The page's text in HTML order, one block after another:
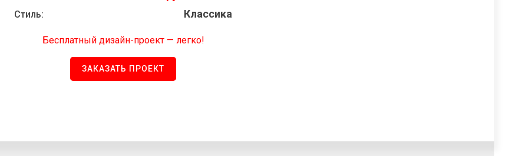
Стиль: Классика
Бесплатный дизайн-проект — легко!
ЗАКАЗАТЬ ПРОЕКТ